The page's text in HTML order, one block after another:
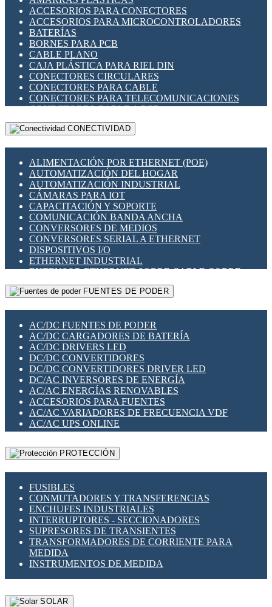
INDICADORES PARA PANEL
INTERFACES DE RELÉ
INTERRUPTORES FIN DE CARRERA
LLAVES CONMUTADORAS
MEDIDORES DE ENERGÍA Y TC'S DE CORRIENTE
MOTORES PASO A PASO
PANTALLAS HMI
PLC -CONTROLADORES LÓGICO PROGRAMABLES
PROGRAMADORES DE HORARIO
RELÉS DE PROTECCIÓN
SENSORES CAPACITIVOS
SENSORES INDUCTIVOS
TEMPORIZADORES
VARIACS
VARIADORES DE FRECUENCIA [VDF]
SECCIONADORES - INTERRUPTORES
MAQUINARIA
ACCESORIOS PARA CONECTORES
ACCESORIOS PARA MICROCONTROLADORES
BATERÍAS
BORNES PARA PCB
CABLE PLANO
CAJA PLÁSTICA PARA RIEL DIN
CONECTORES CIRCULARES
CONECTORES PARA CABLE
CONECTORES PARA TELECOMUNICACIONES
CONECTORES CABLE A PCB
CONECTORES PCB A CABLE
DIP SWITCHES
HERRAMIENTAS VARIAS
ILUMINACIÓN LED
INTERRUPTORES REED
INTERFACES DE RELÉ
OTROS RELÉS
PROTECCIÓN TÉRMICA
RELÉS AUTOMOTRICES
RELÉS DE SEÑAL
RELÉS DE ESTADO SÓLIDO SSR
RELÉS INDUSTRIALES
RELÉS MINIATURA DE POTENCIA
SENSORES MAGNÉTICOS
SWITCH Y MICROSWITCH
TARJETAS PI
UNIÓN Y DERIVACIÓN DE CABLE
CONECTIVIDAD
ALIMENTACIÓN POR ETHERNET (POE)
AUTOMATIZACIÓN DEL HOGAR
AUTOMATIZACIÓN INDUSTRIAL
CÁMARAS PARA IOT
CAPACITACIÓN Y SOPORTE
COMUNICACIÓN BANDA ANCHA
CONVERSORES DE MEDIOS
CONVERSORES SERIAL A ETHERNET
DISPOSITIVOS I/O
ETHERNET INDUSTRIAL
EXTENSOR ETHERNET SOBRE CABLE COBRE
GATEWAY LORAWAN
GESTIÓN DE REDES
PLACAS MODULARES IOT
SWITCHES Y REDES WIFI
SOLUCIONES IOT
SOLUCIONES LORAWAN
SOLUCIONES RED CELULAR
SEGURIDAD PARA REDES
SWITCHES LAN
TELEFONÍA IP (VOIP)
VIGILANCIA IP (CCTV)
MESHTASTIC
FUENTES DE PODER
AC/DC FUENTES DE PODER
AC/DC CARGADORES DE BATERÍA
AC/DC DRIVERS LED
DC/DC CONVERTIDORES
DC/DC CONVERTIDORES DRIVER LED
DC/AC INVERSORES DE ENERGÍA
AC/AC ENERGÍAS RENOVABLES
ACCESORIOS PARA FUENTES
AC/AC VARIADORES DE FRECUENCIA VDF
AC/AC UPS ONLINE
PROTECCIÓN
FUSIBLES
CONMUTADORES Y TRANSFERENCIAS
ENCHUFES INDUSTRIALES
INTERRUPTORES - SECCIONADORES
SUPRESORES DE TRANSIENTES
TRANSFORMADORES DE CORRIENTE PARA
MEDIDA
INSTRUMENTOS DE MEDIDA
SOLAR